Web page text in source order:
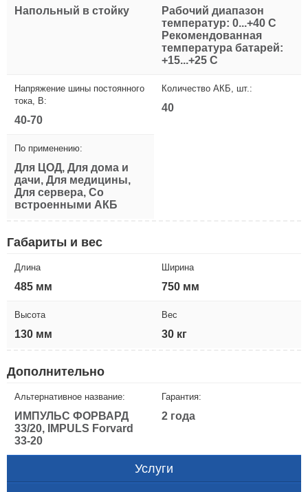
Напольный в стойку
Рабочий диапазон
температур: 0...+40 С
Рекомендованная
температура батарей:
+15...+25 С
Напряжение шины постоянного
тока, В:
40-70
Количество АКБ, шт.:
40
По применению:
Для ЦОД, Для дома и
дачи, Для медицины,
Для сервера, Со
встроенными АКБ
Габариты и вес
Длина
485 мм
Ширина
750 мм
Высота
130 мм
Вес
30 кг
Дополнительно
Альтернативное название:
ИМПУЛЬС ФОРВАРД
33/20, IMPULS Forvard
33-20
Гарантия:
2 года
Услуги